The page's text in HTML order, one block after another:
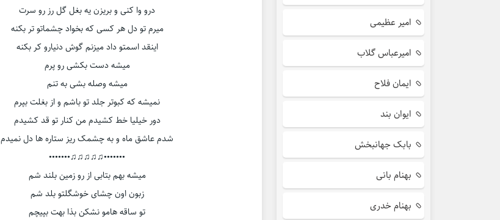
درو وا کنی و بریزن یه بغل گل رز رو سرت
میرم تو دل هر کسی که بخواد چشماتو تر بکنه
اینقد اسمتو داد میزنم گوش دنیارو کر بکنه
میشه دست بکشی رو پرم
میشه وصله بشی به تنم
نمیشه که کبوتر جلد تو باشم و از بغلت بپرم
دور خیلیا خط کشیدم من کنار تو قد کشیدم
شدم عاشق ماه و به چشمک ریز ستاره ها دل نمیدم
•••••••♫♫♫♫♫•••••••
میشه بهم بتابی از رو زمین بلند شم
زبون اون چشای خوشگلتو بلد شم
تو ساقه هامو نشکن بذا بهت بپیچم
امیر عظیمی
امیرعباس گلاب
ایمان فلاح
ایوان بند
بابک جهانبخش
بهنام بانی
بهنام خدری